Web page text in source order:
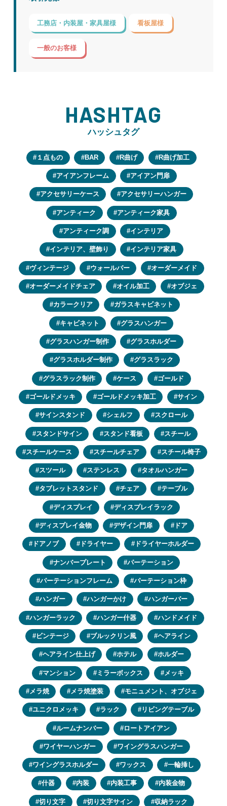
工務店・内装屋・家具屋様 看板屋様
一般のお客様
HASHTAG
ハッシュタグ
１点もの BAR R曲げ R曲げ加工
アイアンフレーム アイアン門扉
アクセサリーケース アクセサリーハンガー
アンティーク アンティーク家具
アンティーク調 インテリア
インテリア、壁飾り インテリア家具
ヴィンテージ ウォールバー オーダーメイド
オーダーメイドチェア オイル加工 オブジェ
カラークリア ガラスキャビネット
キャビネット グラスハンガー
グラスハンガー制作 グラスホルダー
グラスホルダー制作 グラスラック
グラスラック制作 ケース ゴールド
ゴールドメッキ ゴールドメッキ加工 サイン
サインスタンド シェルフ スクロール
スタンドサイン スタンド看板 スチール
スチールケース スチールチェア スチール椅子
スツール ステンレス タオルハンガー
タブレットスタンド チェア テーブル
ディスプレイ ディスプレイラック
ディスプレイ金物 デザイン門扉 ドア
ドアノブ ドライヤー ドライヤーホルダー
ナンバープレート パーテーション
パーテーションフレーム パーテーション枠
ハンガー ハンガーかけ ハンガーバー
ハンガーラック ハンガー什器 ハンドメイド
ビンテージ ブルックリン風 ヘアライン
ヘアライン仕上げ ホテル ホルダー
マンション ミラーボックス メッキ
メラ焼 メラ焼塗装 モニュメント、オブジェ
ユニクロメッキ ラック リビングテーブル
ルームナンバー ロートアイアン
ワイヤーハンガー ワイングラスハンガー
ワイングラスホルダー ワックス 一輪挿し
什器 内装 内装工事 内装金物
切り文字 切り文字サイン 収納ラック